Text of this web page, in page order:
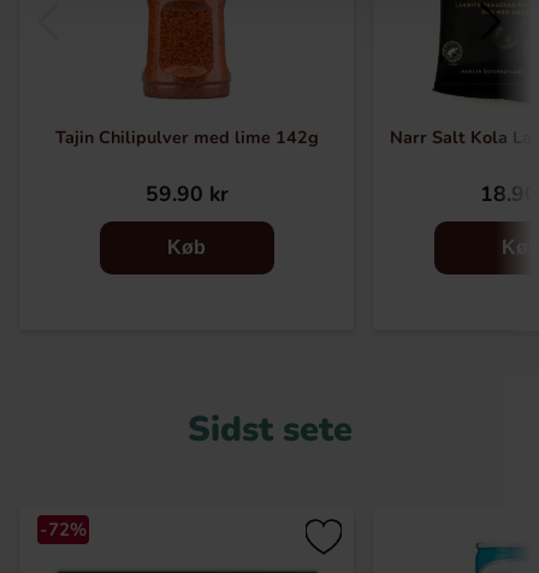
Tajin Chilipulver med lime 142g
59.90 kr
Køb
Narr Salt Kola
Køb
Sidst sete
-72%